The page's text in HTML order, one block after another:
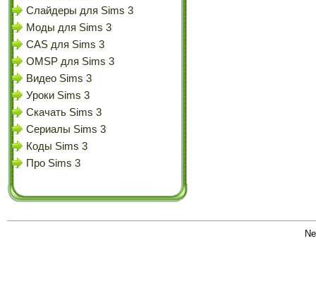
Слайдеры для Sims 3
Моды для Sims 3
CAS для Sims 3
OMSP для Sims 3
Видео Sims 3
Уроки Sims 3
Скачать Sims 3
Сериалы Sims 3
Коды Sims 3
Про Sims 3